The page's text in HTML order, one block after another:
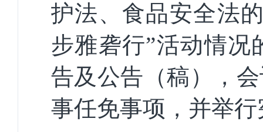
护法、食品安全法
步雅砻行”活动情况
告及公告（稿），
事任免事项，并举